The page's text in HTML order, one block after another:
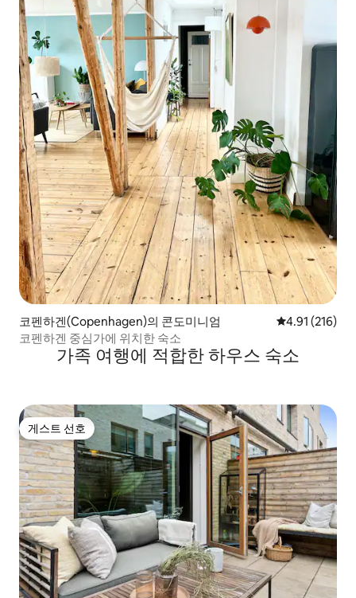
코펜하겐(Copenhagen)의 콘도미니엄 평점 4.91점(5
4.91 (216)
코펜하겐 중심가에 위치한 숙소
가족 여행에 적합한 하우스 숙소
게스트 선호
게스트 선호